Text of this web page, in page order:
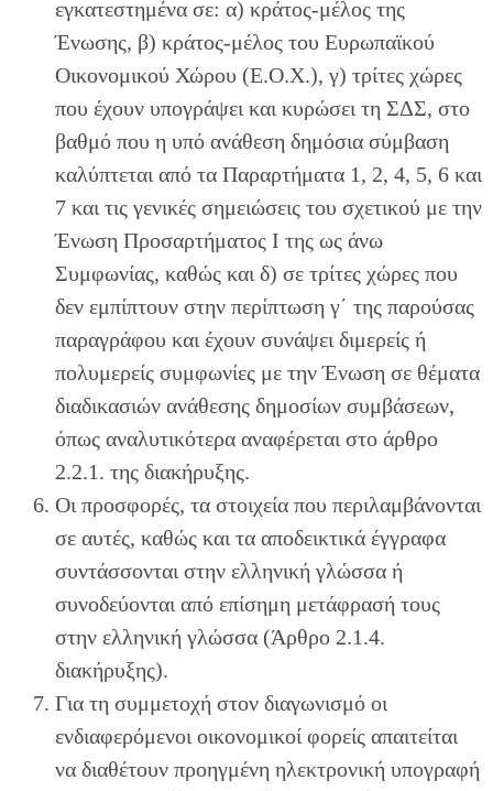
εγκατεστημένα σε: α) κράτος-μέλος της
Ένωσης, β) κράτος-μέλος του Ευρωπαϊκού
Οικονομικού Χώρου (Ε.Ο.Χ.), γ) τρίτες χώρες
που έχουν υπογράψει και κυρώσει τη ΣΔΣ, στο
βαθμό που η υπό ανάθεση δημόσια σύμβαση
καλύπτεται από τα Παραρτήματα 1, 2, 4, 5, 6 και
7 και τις γενικές σημειώσεις του σχετικού με την
Ένωση Προσαρτήματος I της ως άνω
Συμφωνίας, καθώς και δ) σε τρίτες χώρες που
δεν εμπίπτουν στην περίπτωση γ΄ της παρούσας
παραγράφου και έχουν συνάψει διμερείς ή
πολυμερείς συμφωνίες με την Ένωση σε θέματα
διαδικασιών ανάθεσης δημοσίων συμβάσεων,
όπως αναλυτικότερα αναφέρεται στο άρθρο
2.2.1. της διακήρυξης.
Οι προσφορές, τα στοιχεία που περιλαμβάνονται
σε αυτές, καθώς και τα αποδεικτικά έγγραφα
συντάσσονται στην ελληνική γλώσσα ή
συνοδεύονται από επίσημη μετάφρασή τους
στην ελληνική γλώσσα (Άρθρο 2.1.4.
διακήρυξης).
Για τη συμμετοχή στον διαγωνισμό οι
ενδιαφερόμενοι οικονομικοί φορείς απαιτείται
να διαθέτουν προηγμένη ηλεκτρονική υπογραφή